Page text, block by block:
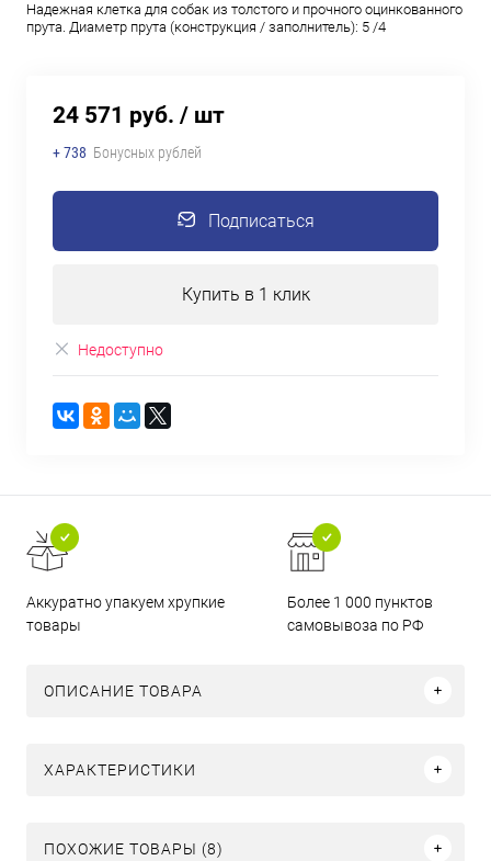
Надежная клетка для собак из толстого и прочного оцинкованного
прута. Диаметр прута (конструкция / заполнитель): 5 /4
24 571 руб. / шт
+ 738 Бонусных рублей
Подписаться
Купить в 1 клик
Недоступно
Аккуратно упакуем хрупкие
товары
Более 1 000 пунктов
самовывоза по РФ
ОПИСАНИЕ ТОВАРА
ХАРАКТЕРИСТИКИ
ПОХОЖИЕ ТОВАРЫ (8)